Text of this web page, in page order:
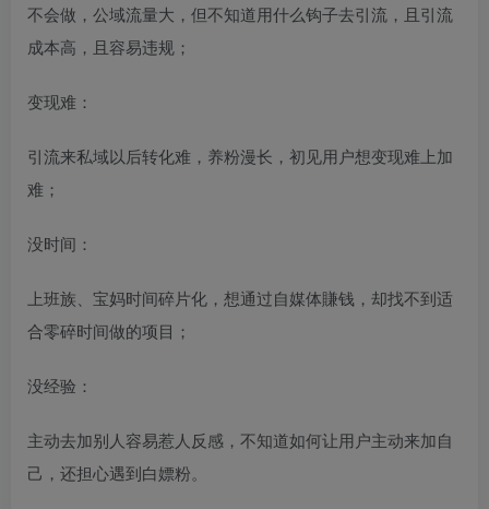
不会做，公域流量大，但不知道用什么钩子去引流，且引流
成本高，且容易违规；​
变现难：​
引流来私域以后转化难，养粉漫长，初见用户想变现难上加
难；​
没时间：​
上班族、宝妈时间碎片化，想通过自媒体賺钱，却找不到适
合零碎时间做的项目；​
没经验：​
主动去加别人容易惹人反感，不知道如何让用户主动来加自
己，还担心遇到白嫖粉。​